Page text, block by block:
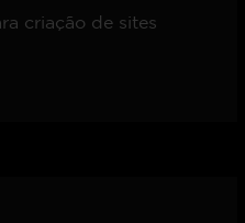
criação de sites